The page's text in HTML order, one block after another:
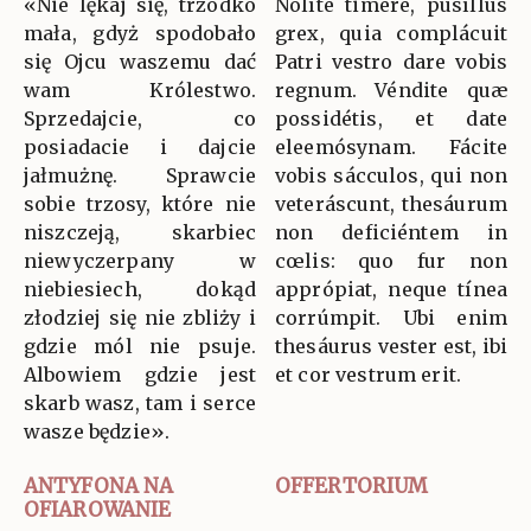
«Nie lękaj się, trzódko
mała, gdyż spodobało
się Ojcu waszemu dać
wam Królestwo.
Sprzedajcie, co
posiadacie i dajcie
jałmużnę. Sprawcie
sobie trzosy, które nie
niszczeją, skarbiec
niewyczerpany w
niebiesiech, dokąd
złodziej się nie zbliży i
gdzie mól nie psuje.
Albowiem gdzie jest
skarb wasz, tam i serce
wasze będzie».
Nolíte timére, pusíllus
grex, quia complácuit
Patri vestro dare vobis
regnum. Véndite quæ
possidétis, et date
eleemósynam. Fácite
vobis sácculos, qui non
veteráscunt, thesáurum
non deficiéntem in
cœlis: quo fur non
apprópiat, neque tínea
corrúmpit. Ubi enim
thesáurus vester est, ibi
et cor vestrum erit.
ANTYFONA NA
OFIAROWANIE
OFFERTORIUM